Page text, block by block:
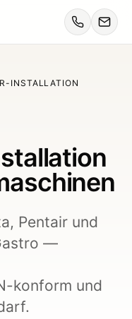
INSTALLATION
Pentair und
—
konform und